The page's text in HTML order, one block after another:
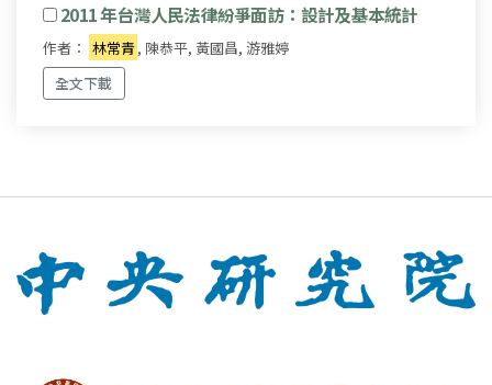
2011 年台灣人民法律紛爭面訪：設計及基本統計
作者： 林常青, 陳恭平, 黃國昌, 游雅婷
全文下載